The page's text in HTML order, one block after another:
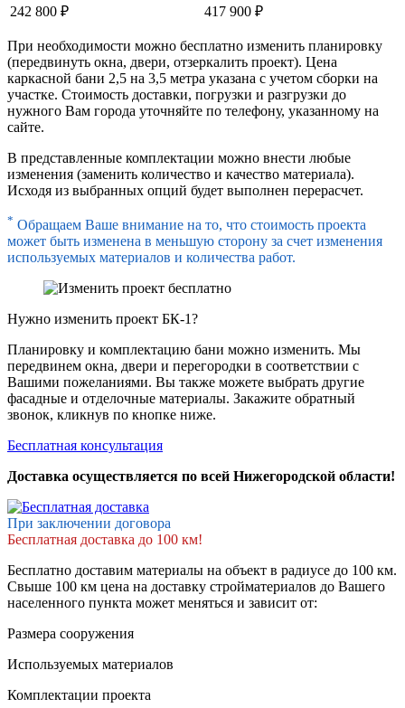
242 800 ₽
417 900 ₽
При необходимости можно бесплатно изменить планировку
(передвинуть окна, двери, отзеркалить проект). Цена
каркасной бани 2,5 на 3,5 метра указана с учетом сборки на
участке. Стоимость доставки, погрузки и разгрузки до
нужного Вам города уточняйте по телефону, указанному на
сайте.
В представленные комплектации можно внести любые
изменения (заменить количество и качество материала).
Исходя из выбранных опций будет выполнен перерасчет.
* Обращаем Ваше внимание на то, что стоимость проекта
может быть изменена в меньшую сторону за счет изменения
используемых материалов и количества работ.
Нужно изменить проект БК-1?
Планировку и комплектацию бани можно изменить. Мы
передвинем окна, двери и перегородки в соответствии с
Вашими пожеланиями. Вы также можете выбрать другие
фасадные и отделочные материалы. Закажите обратный
звонок, кликнув по кнопке ниже.
Бесплатная консультация
Доставка осуществляется по всей Нижегородской области!
При заключении договора
Бесплатная доставка до 100 км!
Бесплатно доставим материалы на объект в радиусе до 100 км.
Свыше 100 км цена на доставку стройматериалов до Вашего
населенного пункта может меняться и зависит от:
Размера сооружения
Используемых материалов
Комплектации проекта